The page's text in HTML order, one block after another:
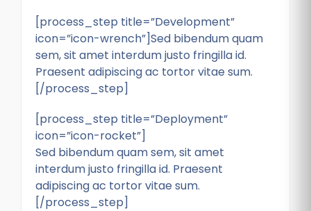
[process_step title=”Development”
icon=”icon-wrench”]Sed bibendum quam
sem, sit amet interdum justo fringilla id.
Praesent adipiscing ac tortor vitae sum.
[/process_step]
[process_step title=”Deployment”
icon=”icon-rocket”]
Sed bibendum quam sem, sit amet
interdum justo fringilla id. Praesent
adipiscing ac tortor vitae sum.
[/process_step]